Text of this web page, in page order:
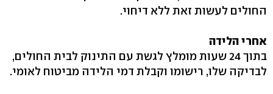
החולים לעשות זאת ללא דיחוי.
אחרי הלידה
בתוך 24 שעות מומלץ לגשת עם התינוק לבית החולים,
לבדיקה שלו, רישומו וקבלת דמי הלידה מביטוח לאומי.